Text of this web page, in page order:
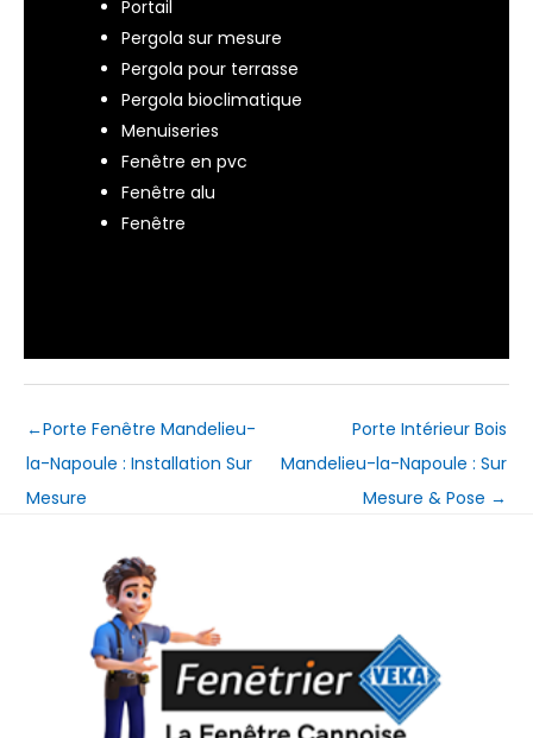
Portail
Pergola sur mesure
Pergola pour terrasse
Pergola bioclimatique
Menuiseries
Fenêtre en pvc
Fenêtre alu
Fenêtre
←Porte Fenêtre Mandelieu-
la-Napoule : Installation Sur
Mesure
Porte Intérieur Bois
Mandelieu-la-Napoule : Sur
Mesure & Pose →